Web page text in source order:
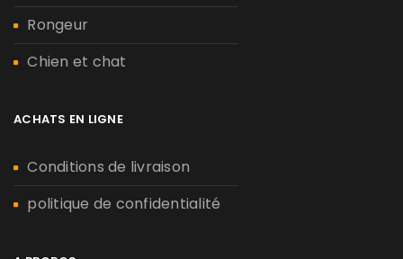
Rongeur
Chien et chat
ACHATS EN LIGNE
Conditions de livraison
politique de confidentialité